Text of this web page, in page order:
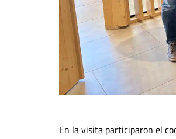
En la visita participaron el